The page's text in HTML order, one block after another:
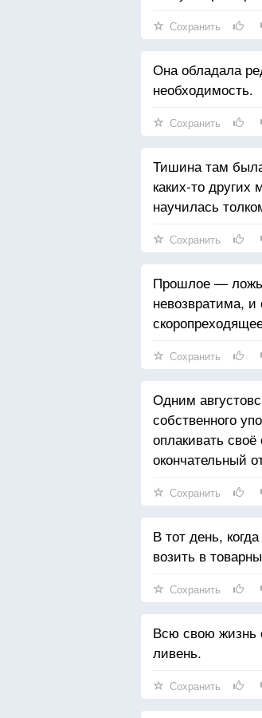
Сохранить
Она обладала
необходимость.
Сохранить
Тишина там была
каких-то
научилась
Сохранить
Прошлое —
невозвратима,
Сохранить
Одним
собственного
оплакивать
окончательный
Сохранить
В тот день,
возить в
Сохранить
Всю свою жизнь
ливень.
Сохранить